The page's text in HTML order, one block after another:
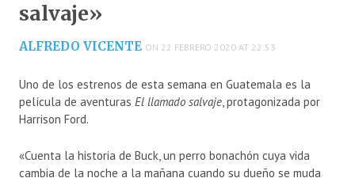
salvaje»
ALFREDO VICENTE ON 22 FEBRERO 2020 AT 22:53
Uno de los estrenos de esta semana en Guatemala es la
película de aventuras El llamado salvaje, protagonizada por
Harrison Ford.
«Cuenta la historia de Buck, un perro bonachón cuya vida
cambia de la noche a la mañana cuando su dueño se muda